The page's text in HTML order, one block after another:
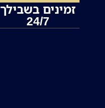
זמינים בשבילך
24/7